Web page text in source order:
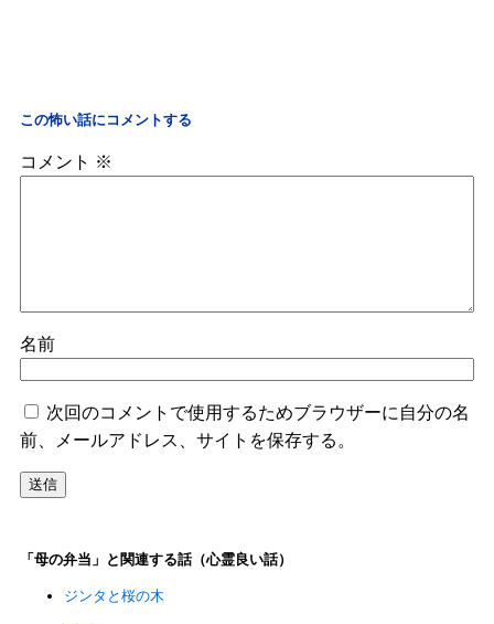
この怖い話にコメントする
コメント ※
名前
次回のコメントで使用するためブラウザーに自分の名
前、メールアドレス、サイトを保存する。
「母の弁当」と関連する話（心霊良い話）
ジンタと桜の木